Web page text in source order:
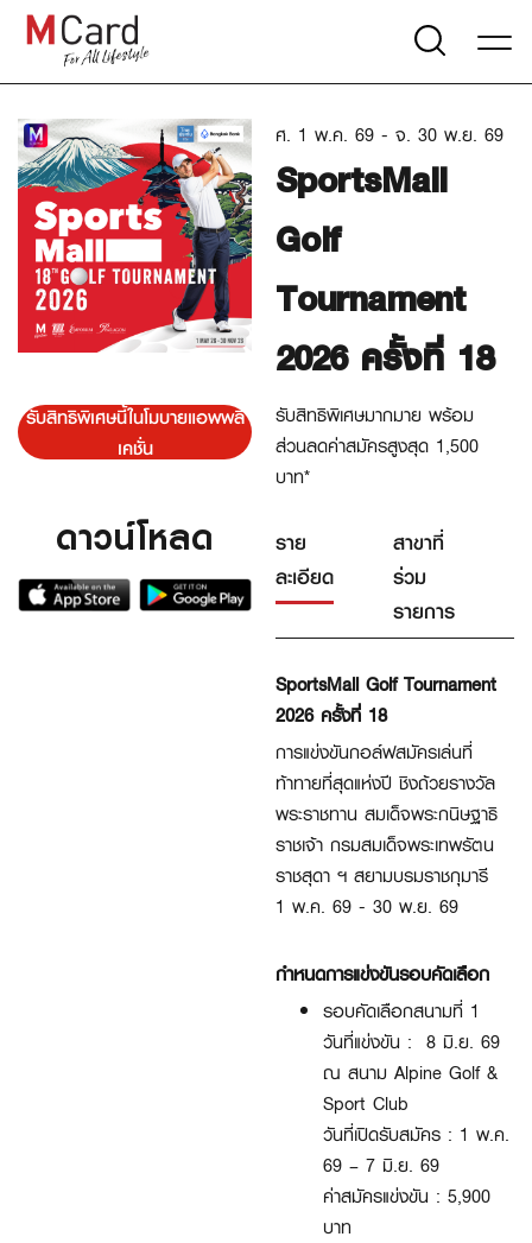
รับสิทธิพิเศษนี้ในโมบายแอพพลิ
เคชั่น
ดาวน์โหลด
ศ. 1 พ.ค. 69 - จ. 30 พ.ย. 69
SportsMall
Golf
Tournament
2026 ครั้งที่ 18
รับสิทธิพิเศษมากมาย พร้อม
ส่วนลดค่าสมัครสูงสุด 1,500
บาท*
ราย
ละเอียด
สาขาที่
ร่วม
รายการ
SportsMall Golf Tournament
2026 ครั้งที่ 18
การแข่งขันกอล์ฟสมัครเล่นที่
ท้าทายที่สุดแห่งปี ชิงถ้วยรางวัล
พระราชทาน สมเด็จพระกนิษฐาธิ
ราชเจ้า กรมสมเด็จพระเทพรัตน
ราชสุดา ฯ สยามบรมราชกุมารี
1 พ.ค. 69 - 30 พ.ย. 69
กำหนดการแข่งขันรอบคัดเลือก
รอบคัดเลือกสนามที่ 1
วันที่แข่งขัน : 8 มิ.ย. 69
ณ สนาม Alpine Golf &
Sport Club
วันที่เปิดรับสมัคร : 1 พ.ค.
69 – 7 มิ.ย. 69
ค่าสมัครแข่งขัน : 5,900
บาท